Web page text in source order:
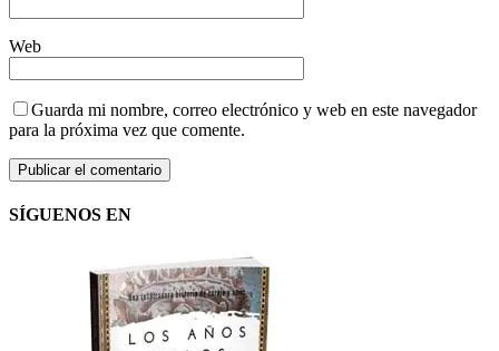
Web
Guarda mi nombre, correo electrónico y web en este navegador
para la próxima vez que comente.
SÍGUENOS EN